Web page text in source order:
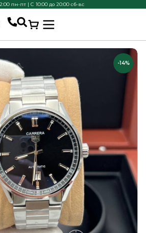
пн-пт | С 10:00 до 20:00 сб-вс
-14%